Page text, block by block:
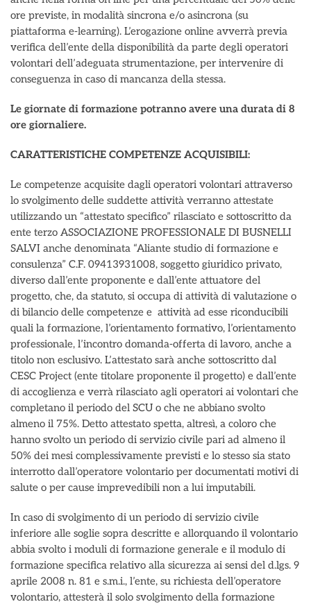
ore previste, in modalità sincrona e/o asincrona (su
piattaforma e-learning). L’erogazione online avverrà previa
verifica dell’ente della disponibilità da parte degli operatori
volontari dell’adeguata strumentazione, per intervenire di
conseguenza in caso di mancanza della stessa.
Le giornate di formazione potranno avere una durata di 8
ore giornaliere.
CARATTERISTICHE COMPETENZE ACQUISIBILI:
Le competenze acquisite dagli operatori volontari attraverso
lo svolgimento delle suddette attività verranno attestate
utilizzando un “attestato specifico” rilasciato e sottoscritto da
ente terzo ASSOCIAZIONE PROFESSIONALE DI BUSNELLI
SALVI anche denominata “Aliante studio di formazione e
consulenza” C.F. 09413931008, soggetto giuridico privato,
diverso dall’ente proponente e dall’ente attuatore del
progetto, che, da statuto, si occupa di attività di valutazione o
di bilancio delle competenze e attività ad esse riconducibili
quali la formazione, l’orientamento formativo, l’orientamento
professionale, l’incontro domanda-offerta di lavoro, anche a
titolo non esclusivo. L’attestato sarà anche sottoscritto dal
CESC Project (ente titolare proponente il progetto) e dall’ente
di accoglienza e verrà rilasciato agli operatori ai volontari che
completano il periodo del SCU o che ne abbiano svolto
almeno il 75%. Detto attestato spetta, altresì, a coloro che
hanno svolto un periodo di servizio civile pari ad almeno il
50% dei mesi complessivamente previsti e lo stesso sia stato
interrotto dall’operatore volontario per documentati motivi di
salute o per cause imprevedibili non a lui imputabili.
In caso di svolgimento di un periodo di servizio civile
inferiore alle soglie sopra descritte e allorquando il volontario
abbia svolto i moduli di formazione generale e il modulo di
formazione specifica relativo alla sicurezza ai sensi del d.lgs. 9
aprile 2008 n. 81 e s.m.i., l’ente, su richiesta dell’operatore
volontario, attesterà il solo svolgimento della formazione